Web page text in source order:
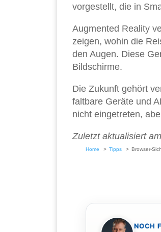
vorgestellt, die in
Augmented Reality
zeigen, wohin die
den Augen. Diese
Bildschirme.
Die Zukunft gehört
faltbare Geräte und
nicht eingetreten,
Zuletzt aktualisiert
Home Tipps Browser-
NOCH